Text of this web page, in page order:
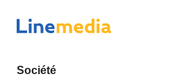
Société